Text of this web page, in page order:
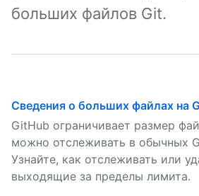
больших файлов Git.
Сведения о больших файлах на
GitHub ограничивает размер
можно отслеживать в обычных
Узнайте, как отслеживать или
выходящие за пределы лимита.